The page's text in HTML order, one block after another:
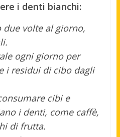
i denti bianchi:
due volte al giorno,
ogni giorno per
i residui di cibo dagli
cibi e
i denti, come caffè,
di frutta.